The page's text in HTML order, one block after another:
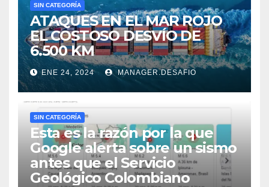
SIN CATEGORÍA
ATAQUES EN EL MAR ROJO
EL COSTOSO DESVÍO DE
6.500 KM
ENE 24, 2024 MANAGER.DESAFIO
SIN CATEGORÍA
Esta es la razón por la que
Google alerta sobre un sismo
antes que el Servicio
Geológico Colombiano